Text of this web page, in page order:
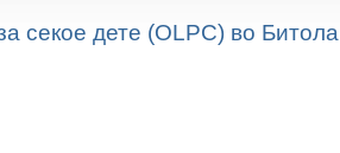
секое дете (OLPC) во Битола